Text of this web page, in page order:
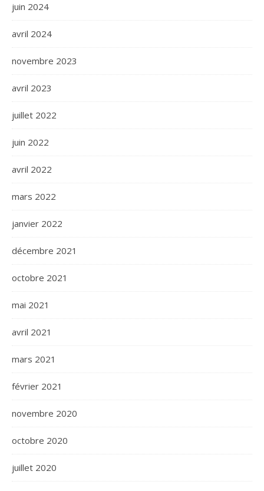
juin 2024
avril 2024
novembre 2023
avril 2023
juillet 2022
juin 2022
avril 2022
mars 2022
janvier 2022
décembre 2021
octobre 2021
mai 2021
avril 2021
mars 2021
février 2021
novembre 2020
octobre 2020
juillet 2020